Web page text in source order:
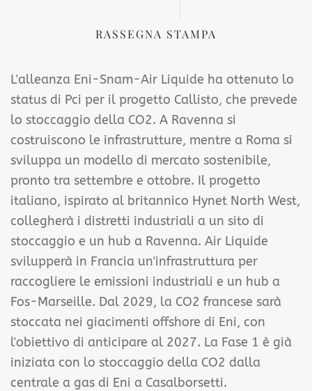
RASSEGNA STAMPA
L'alleanza Eni-Snam-Air Liquide ha ottenuto lo
status di Pci per il progetto Callisto, che prevede
lo stoccaggio della CO2. A Ravenna si
costruiscono le infrastrutture, mentre a Roma si
sviluppa un modello di mercato sostenibile,
pronto tra settembre e ottobre. Il progetto
italiano, ispirato al britannico Hynet North West,
collegherà i distretti industriali a un sito di
stoccaggio e un hub a Ravenna. Air Liquide
svilupperà in Francia un'infrastruttura per
raccogliere le emissioni industriali e un hub a
Fos-Marseille. Dal 2029, la CO2 francese sarà
stoccata nei giacimenti offshore di Eni, con
l'obiettivo di anticipare al 2027. La Fase 1 è già
iniziata con lo stoccaggio della CO2 dalla
centrale a gas di Eni a Casalborsetti.